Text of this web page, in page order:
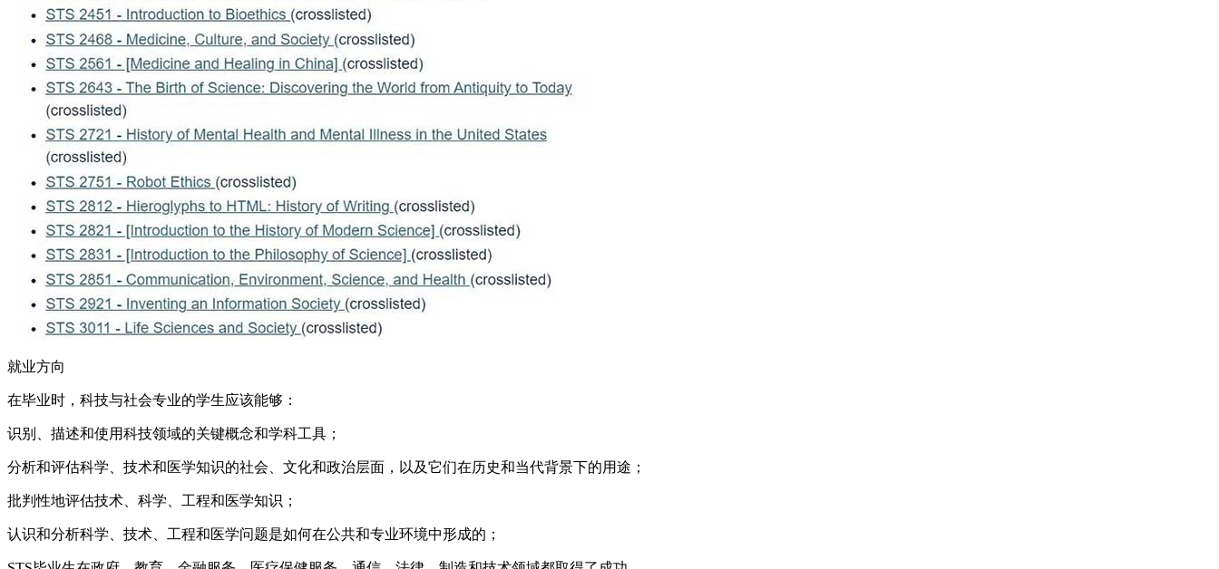
就业方向
在毕业时，科技与社会专业的学生应该能够：
识别、描述和使用科技领域的关键概念和学科工具；
分析和评估科学、技术和医学知识的社会、文化和政治层面，以及它们在历史和当代背景下的用途；
批判性地评估技术、科学、工程和医学知识；
认识和分析科学、技术、工程和医学问题是如何在公共和专业环境中形成的；